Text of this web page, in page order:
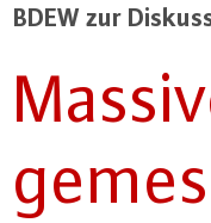
BDEW zur